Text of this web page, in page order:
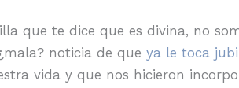
que te dice que es divina, no
noticia de que ya le toca
vida y que nos hicieron